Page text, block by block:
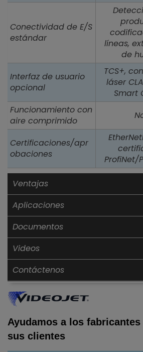
Conectividad de E/S
estándar
líneas,
de
Interfaz de usuario
opcional
TCS+,
láser
Smart
Funcionamiento con
aire comprimido
Certificaciones/apr
obaciones
ProfiNet/
Ventajas
Aplicaciones
Documentos
Videos
Contáctenos
Ayudamos a los
sus clientes